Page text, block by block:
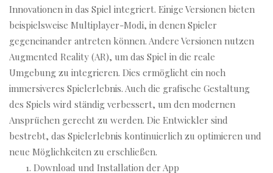
Innovationen in das Spiel integriert. Einige Versionen bieten
beispielsweise Multiplayer-Modi, in denen Spieler
gegeneinander antreten können. Andere Versionen nutzen
Augmented Reality (AR), um das Spiel in die reale
Umgebung zu integrieren. Dies ermöglicht ein noch
immersiveres Spielerlebnis. Auch die grafische Gestaltung
des Spiels wird ständig verbessert, um den modernen
Ansprüchen gerecht zu werden. Die Entwickler sind
bestrebt, das Spielerlebnis kontinuierlich zu optimieren und
neue Möglichkeiten zu erschließen.
Download und Installation der App